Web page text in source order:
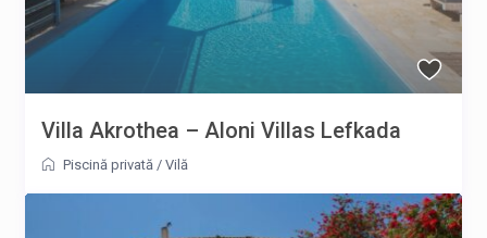
Villa Akrothea – Aloni Villas Lefkada
Piscină privată /Vilă